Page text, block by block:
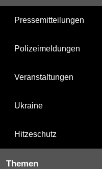
Pressemitteilungen
Polizeimeldungen
Veranstaltungen
Ukraine
Hitzeschutz
Themen